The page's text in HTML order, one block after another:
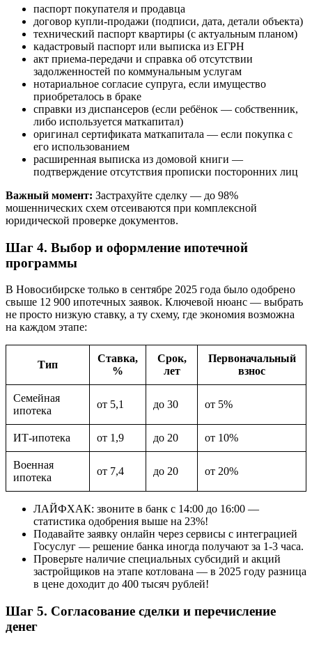
паспорт покупателя и продавца
договор купли-продажи (подписи, дата, детали объекта)
технический паспорт квартиры (с актуальным планом)
кадастровый паспорт или выписка из ЕГРН
акт приема-передачи и справка об отсутствии
задолженностей по коммунальным услугам
нотариальное согласие супруга, если имущество
приобреталось в браке
справки из диспансеров (если ребёнок — собственник,
либо используется маткапитал)
оригинал сертификата маткапитала — если покупка с
его использованием
расширенная выписка из домовой книги —
подтверждение отсутствия прописки посторонних лиц
Важный момент: Застрахуйте сделку — до 98%
мошеннических схем отсеиваются при комплексной
юридической проверке документов.
Шаг 4. Выбор и оформление ипотечной
программы
В Новосибирске только в сентябре 2025 года было одобрено
свыше 12 900 ипотечных заявок. Ключевой нюанс — выбрать
не просто низкую ставку, а ту схему, где экономия возможна
на каждом этапе:
Тип
Ставка,
%
Срок,
лет
Первоначальный
взнос
Семейная
ипотека
от 5,1 до 30 от 5%
ИТ-ипотека от 1,9 до 20 от 10%
Военная
ипотека
от 7,4 до 20 от 20%
ЛАЙФХАК: звоните в банк с 14:00 до 16:00 —
статистика одобрения выше на 23%!
Подавайте заявку онлайн через сервисы с интеграцией
Госуслуг — решение банка иногда получают за 1-3 часа.
Проверьте наличие специальных субсидий и акций
застройщиков на этапе котлована — в 2025 году разница
в цене доходит до 400 тысяч рублей!
Шаг 5. Согласование сделки и перечисление
денег